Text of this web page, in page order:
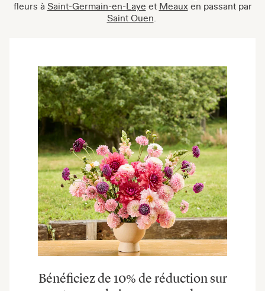
fleurs à Saint-Germain-en-Laye et Meauxen passant par
Saint Ouen
Bénéficiez de 10% de réduction sur